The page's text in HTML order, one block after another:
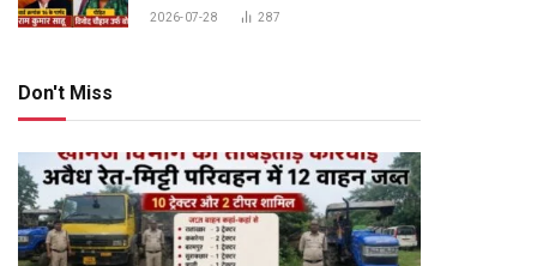
2026-07-28 287
Don't Miss